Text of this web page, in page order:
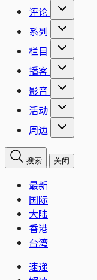
评论
系列
栏目
播客
影音
活动
周边
搜索 关闭
最新
国际
大陆
香港
台湾
速递